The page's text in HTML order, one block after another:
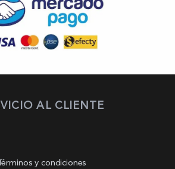
AL CLIENTE
Términos y condiciones